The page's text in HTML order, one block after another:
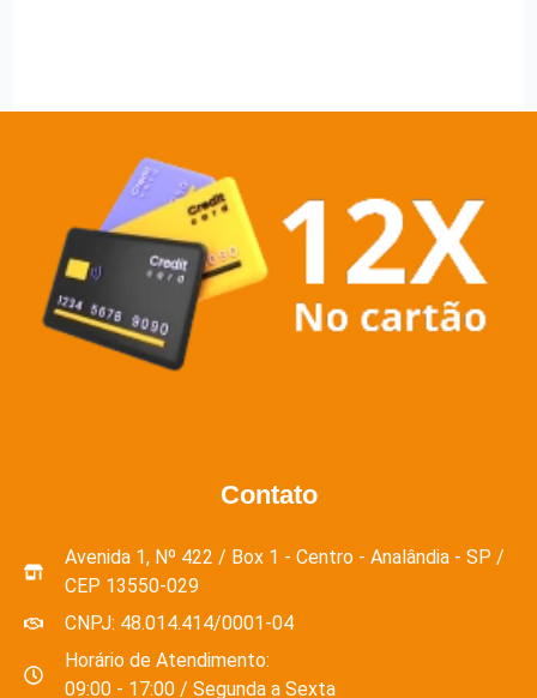
Contato
Avenida 1, Nº 422 / Box 1 - Centro - Analândia - SP /
CEP 13550-029
CNPJ: 48.014.414/0001-04
Horário de Atendimento:
09:00 - 17:00 / Segunda a Sexta